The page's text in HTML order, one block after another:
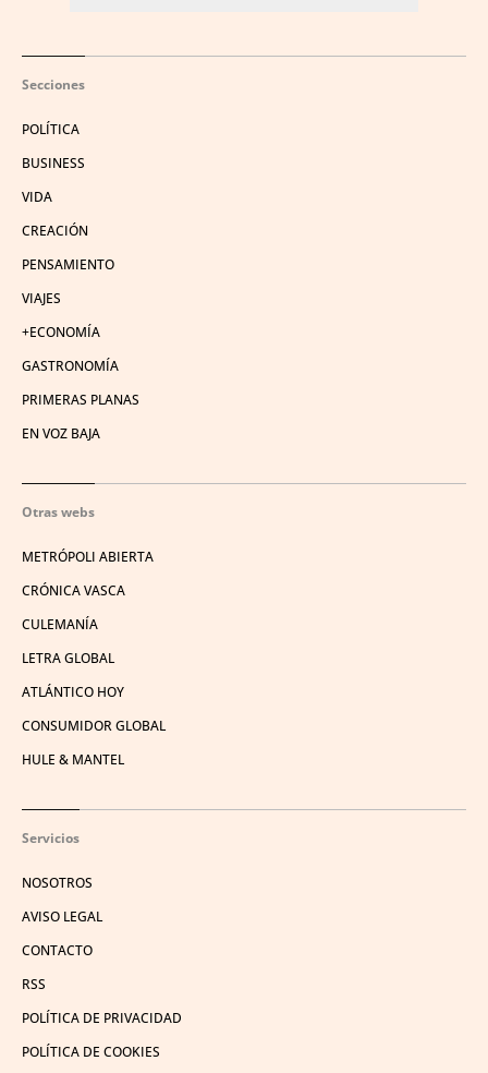
Secciones
POLÍTICA
BUSINESS
VIDA
CREACIÓN
PENSAMIENTO
VIAJES
+ECONOMÍA
GASTRONOMÍA
PRIMERAS PLANAS
EN VOZ BAJA
Otras webs
METRÓPOLI ABIERTA
CRÓNICA VASCA
CULEMANÍA
LETRA GLOBAL
ATLÁNTICO HOY
CONSUMIDOR GLOBAL
HULE & MANTEL
Servicios
NOSOTROS
AVISO LEGAL
CONTACTO
RSS
POLÍTICA DE PRIVACIDAD
POLÍTICA DE COOKIES